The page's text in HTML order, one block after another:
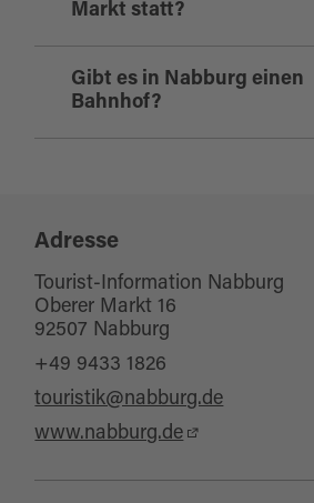
Markt statt?
Der Mittelalterliche Markt in
ein fantastisches Fest, das
Gibt es in Nabburg einen
Bahnhof?
man von Pfreimd nach
anschließend mit der Bahn
fahren.
Adresse
Tourist-Information Nabburg
Oberer Markt 16
92507 Nabburg
+49 9433 1826
touristik@nabburg.de
www.nabburg.de